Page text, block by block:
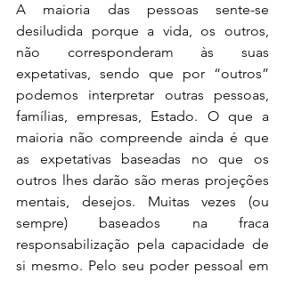
A maioria das pessoas sente-se
desiludida porque a vida, os outros,
não corresponderam às suas
expetativas, sendo que por “outros”
podemos interpretar outras pessoas,
famílias, empresas, Estado. O que a
maioria não compreende ainda é que
as expetativas baseadas no que os
outros lhes darão são meras projeções
mentais, desejos. Muitas vezes (ou
sempre) baseados na fraca
responsabilização pela capacidade de
si mesmo. Pelo seu poder pessoal em